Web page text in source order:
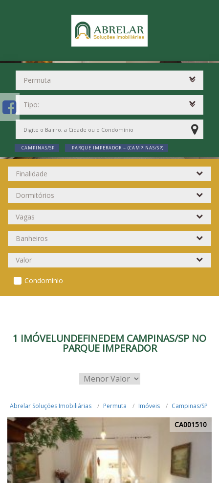
CAMPINAS/SP PARQUE IMPERADOR ~ (CAMPINAS/SP)
Condomínio
1 IMÓVELUNDEFINEDEM CAMPINAS/SP NO
PARQUE IMPERADOR
Abrelar Soluções Imobiliárias Permuta Imóveis Campinas/SP
CA001510